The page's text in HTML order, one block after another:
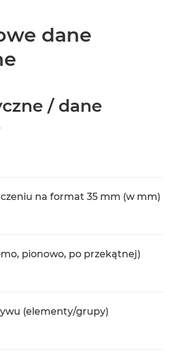
dane
/ dane
na format 35 mm (w mm)
pionowo, po przekątnej)
(elementy/grupy)